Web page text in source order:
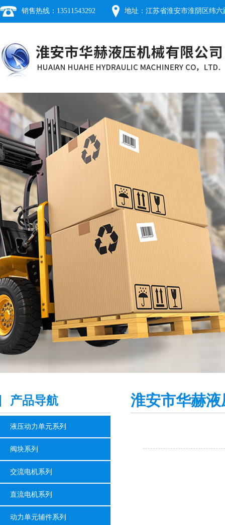
销售热线：13511543292 地址：江苏省淮安市淮阴区纬六
产品导航
液压动力单元系列
阀块系列
交流电机系列
直流电机系列
动力单元辅件系列
淮安市华赫